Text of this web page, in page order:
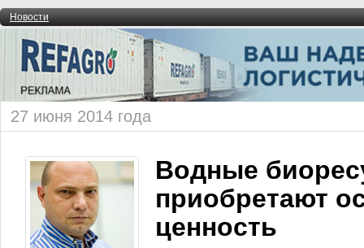
Новости
27 июня 2014 года
Водные
приобретают
ценность